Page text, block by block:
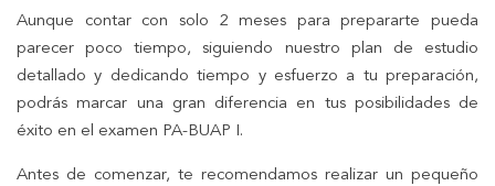
Aunque contar con solo 2 meses para prepararte pueda
parecer poco tiempo, siguiendo nuestro plan de estudio
detallado y dedicando tiempo y esfuerzo a tu preparación,
podrás marcar una gran diferencia en tus posibilidades de
éxito en el examen PA-BUAP I.
Antes de comenzar, te recomendamos realizar un pequeño